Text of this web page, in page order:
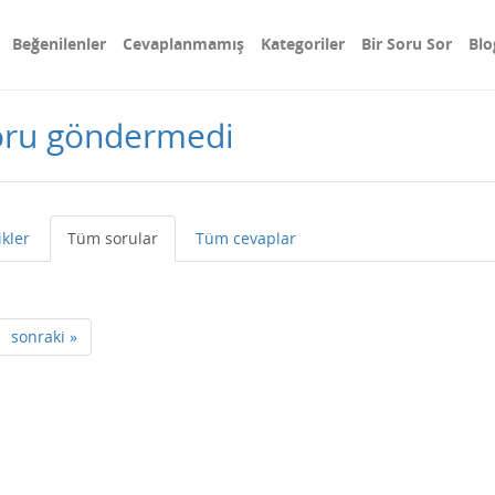
Beğenilenler Cevaplanmamış Kategoriler Bir Soru Sor
göndermedi
Tüm sorular Tüm cevaplar
sonraki »